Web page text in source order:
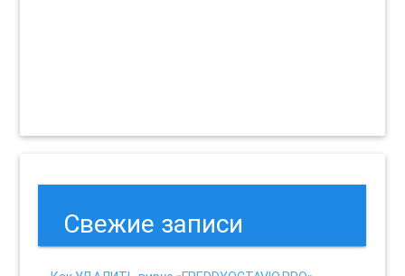
Свежие записи